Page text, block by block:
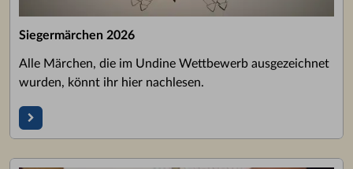
Siegermärchen 2026
Alle Märchen, die im Undine Wettbewerb ausgezeichnet
wurden, könnt ihr hier nachlesen.